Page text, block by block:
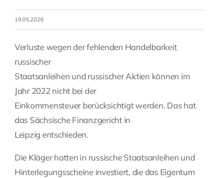
Kontakt
19.05.2026
Verluste wegen der fehlenden Handelbarkeit
russischer
Staatsanleihen und russischer Aktien können im
Jahr 2022 nicht bei der
Einkommensteuer berücksichtigt werden. Das hat
das Sächsische Finanzgericht in
Leipzig entschieden.
Die Kläger hatten in russische Staatsanleihen und
Hinterlegungsscheine investiert, die das Eigentum